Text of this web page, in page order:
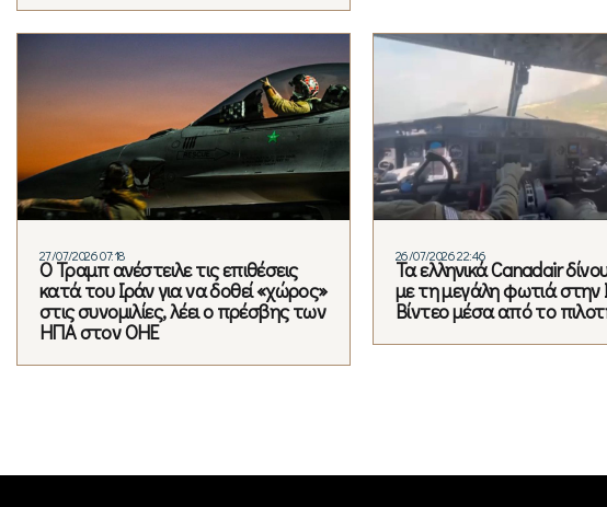
27/07/2026 07:18
Ο Τραμπ ανέστειλε τις επιθέσεις
κατά του Ιράν για να δοθεί «χώρος»
στις συνομιλίες, λέει ο πρέσβης των
ΗΠΑ στον ΟΗΕ
26/07/2026 22:46
Τα ελληνικά Canadair
με τη μεγάλη φωτιά στην
Βίντεο μέσα από το